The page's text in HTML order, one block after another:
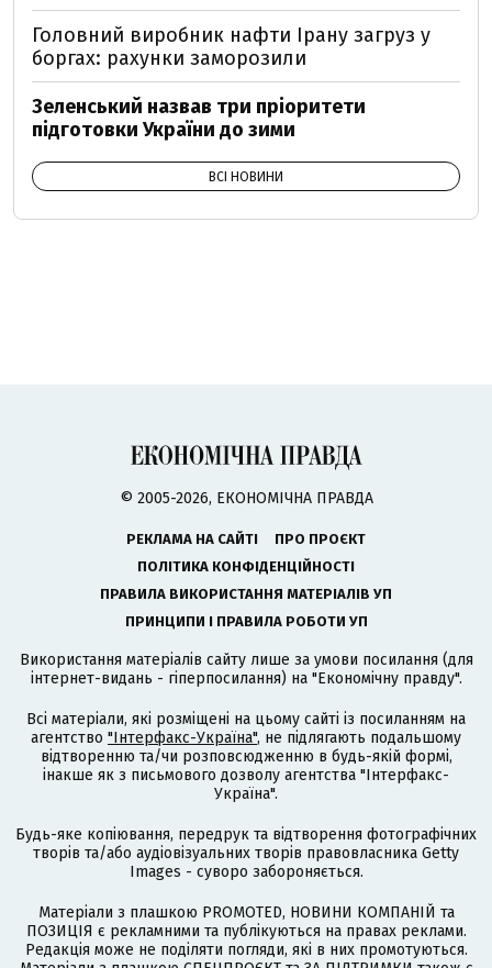
Головний виробник нафти Ірану загруз у
боргах: рахунки заморозили
Зеленський назвав три пріоритети
підготовки України до зими
ВСІ НОВИНИ
© 2005-2026, ЕКОНОМІЧНА ПРАВДА
РЕКЛАМА НА САЙТІ
ПРО ПРОЄКТ
ПОЛІТИКА КОНФІДЕНЦІЙНОСТІ
ПРАВИЛА ВИКОРИСТАННЯ МАТЕРІАЛІВ УП
ПРИНЦИПИ І ПРАВИЛА РОБОТИ УП
Використання матеріалів сайту лише за умови посилання (для
інтернет-видань - гіперпосилання) на "Економічну правду".
Всі матеріали, які розміщені на цьому сайті із посиланням на
агентство "Інтерфакс-Україна", не підлягають подальшому
відтворенню та/чи розповсюдженню в будь-якій формі,
інакше як з письмового дозволу агентства "Інтерфакс-
Україна".
Будь-яке копіювання, передрук та відтворення фотографічних
творів та/або аудіовізуальних творів правовласника Getty
Images - суворо забороняється.
Матеріали з плашкою PROMOTED, НОВИНИ КОМПАНІЙ та
ПОЗИЦІЯ є рекламними та публікуються на правах реклами.
Редакція може не поділяти погляди, які в них промотуються.